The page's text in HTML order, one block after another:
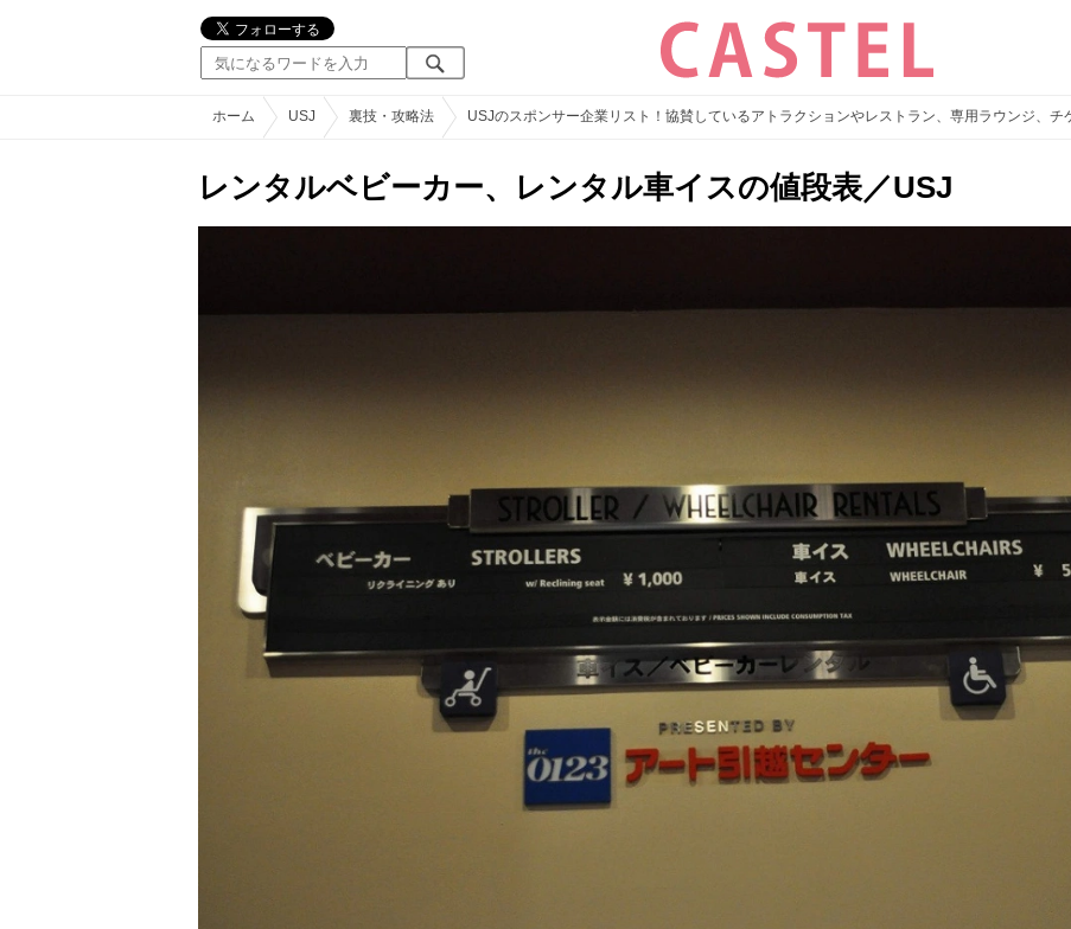
ホーム USJ 裏技・攻略法 USJのスポンサー企業リスト！協賛しているアトラクションやレストラン、専用ラウンジ、チ
レンタルベビーカー、レンタル車イスの値段表／USJ